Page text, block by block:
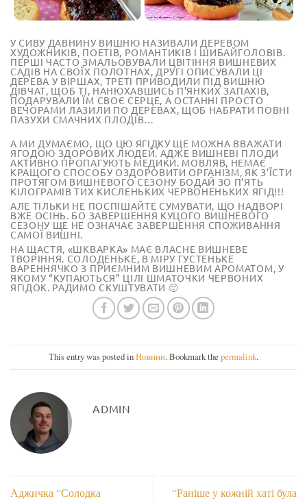
У СИВУ ДАВНИНУ ВИШНЮ НАЗИВАЛИ ДЕРЕВОМ
ХУДОЖНИКІВ, ПОЕТІВ, РОМАНТИКІВ І ШИБАЙГОЛОВІВ.
ПЕРШІ ЧАСТО ЗМАЛЬОВУВАЛИ ЦВІТІННЯ ВИШНЕВИХ
САДІВ НА СВОЇХ ПОЛОТНАХ, ДРУГІ ОПИСУВАЛИ ЦІ
ДЕРЕВА У ВІРШАХ, ТРЕТІ ПРИВОДИЛИ ПІД ВИШНЮ
ДІВЧАТ, ЩОБ ТІ, НАНЮХАВШИСЬ П’ЯНКИХ ЗАПАХІВ,
ПОДАРУВАЛИ ЇМ СВОЄ СЕРЦЕ, А ОСТАННІ ПРОСТО
ВЕЧОРАМИ ЛАЗИЛИ ПО ДЕРЕВАХ, ЩОБ НАБРАТИ ПОВНІ
ПАЗУХИ СМАЧНИХ ПЛОДІВ…
А МИ ДУМАЄМО, ЩО ЦЮ ЯГІДКУ ЩЕ МОЖНА ВВАЖАТИ
ЯГОДОЮ ЗДОРОВИХ ЛЮДЕЙ. АДЖЕ ВИШНЕВІ ПЛОДИ
АКТИВНО ПРОПАГУЮТЬ МЕДИКИ. МОВЛЯВ, НЕМАЄ
КРАЩОГО СПОСОБУ ОЗДОРОВИТИ ОРГАНІЗМ, ЯК З’ЇСТИ
ПРОТЯГОМ ВИШНЕВОГО СЕЗОНУ БОДАЙ ЗО П’ЯТЬ
КІЛОГРАМІВ ТИХ КИСЛЕНЬКИХ ЧЕРВОНЕНЬКИХ ЯГІД!!!
АЛЕ ТІЛЬКИ НЕ ПОСПІШАЙТЕ СУМУВАТИ, ЩО НАДВОРІ
ВЖЕ ОСІНЬ. БО ЗАВЕРШЕННЯ КУЦОГО ВИШНЕВОГО
СЕЗОНУ ЩЕ НЕ ОЗНАЧАЄ ЗАВЕРШЕННЯ СПОЖИВАННЯ
САМОЇ ВИШНІ.
НА ЩАСТЯ, «ШКВАРКА» МАЄ ВЛАСНЕ ВИШНЕВЕ
ТВОРІННЯ. СОЛОДЕНЬКЕ, В МІРУ ГУСТЕНЬКЕ
ВАРЕННЯЧКО З ПРИЄМНИМ ВИШНЕВИМ АРОМАТОМ, У
ЯКОМУ “КУПАЮТЬСЯ” ЦІЛІ ШМАТОЧКИ ЧЕРВОНИХ
ЯГІДОК. РАДИМО СКУШТУВАТИ 🙂
This entry was posted inНовини. Bookmark the permalink.
ADMIN
Аджичка “Солодка
“Раніше у кожній хаті була